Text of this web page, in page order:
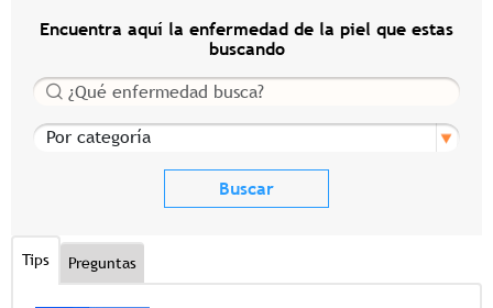
Encuentra aquí la enfermedad de la piel que estas
buscando
Buscar
Por categoría
Tips Preguntas